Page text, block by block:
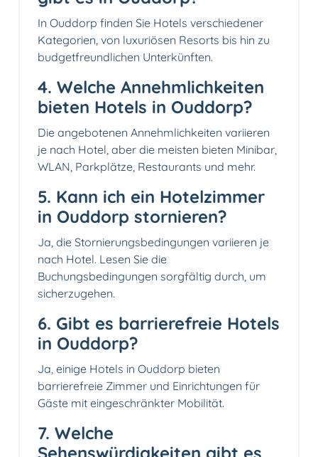
In Ouddorp finden Sie Hotels verschiedener
Kategorien, von luxuriösen Resorts bis hin zu
budgetfreundlichen Unterkünften.
4. Welche Annehmlichkeiten
bieten Hotels in Ouddorp?
Die angebotenen Annehmlichkeiten variieren
je nach Hotel, aber die meisten bieten Minibar,
WLAN, Parkplätze, Restaurants und mehr.
5. Kann ich ein Hotelzimmer
in Ouddorp stornieren?
Ja, die Stornierungsbedingungen variieren je
nach Hotel. Lesen Sie die
Buchungsbedingungen sorgfältig durch, um
sicherzugehen.
6. Gibt es barrierefreie Hotels
in Ouddorp?
Ja, einige Hotels in Ouddorp bieten
barrierefreie Zimmer und Einrichtungen für
Gäste mit eingeschränkter Mobilität.
7. Welche